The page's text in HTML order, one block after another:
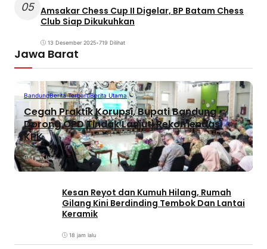
05 Amsakar Chess Cup II Digelar, BP Batam Chess
Club Siap Dikukuhkan
13 Desember 2025•719 Dilihat
Jawa Barat
BandungBerita TerbaruBerita Utama
Cegah Praktik Korupsi, Bupati Bandung
Dorong OPD Tindak Lanjuti Rekomendasi
KPK
1 jam lalu
Kesan Reyot dan Kumuh Hilang, Rumah
Gilang Kini Berdinding Tembok Dan Lantai
Keramik
18 jam lalu